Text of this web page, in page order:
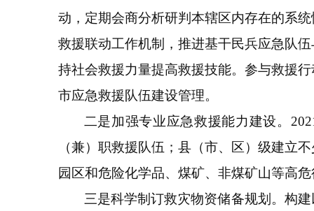
动，定期会商分析研判本辖区内存在的系
救援联动工作机制，推进基干民兵应急队
持社会救援力量提高救援技能。参与救援
市应急救援队伍建设管理。
二是加强专业应急救援能力建设。
（兼）职救援队伍；县（市、区）级建立
园区和危险化学品、煤矿、非煤矿山等高
三是科学制订救灾物资储备规划。构